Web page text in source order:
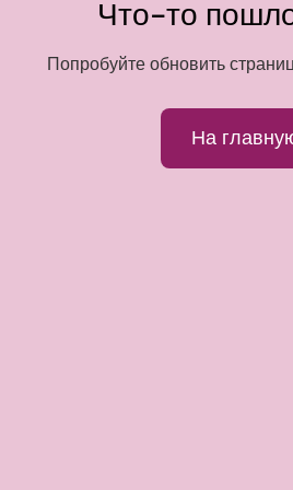
Что-то
Попробуйте обновить
На